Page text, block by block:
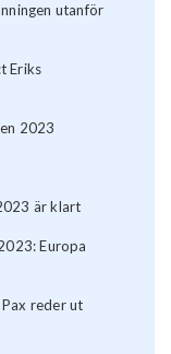
utanför
Eriks
2023
är klart
Europa
reder ut